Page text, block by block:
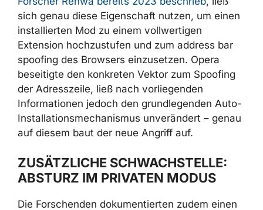
VORGESCHICHTE: IGNORIERTE
WARNUNG AUS DEM JAHR 2023
Die automatische Installation von Mods ohne
Bestätigung war kein neues Problem. Wie
Forscher Renwa bereits 2023 beschrieb, ließ
sich genau diese Eigenschaft nutzen, um
einen installierten Mod zu einem vollwertigen
Extension hochzustufen und zum address bar
spoofing des Browsers einzusetzen. Opera
der Adresszeile, ließ nach vorliegenden
Informationen jedoch den grundlegenden
genau auf diesem baut der neue Angriff auf.